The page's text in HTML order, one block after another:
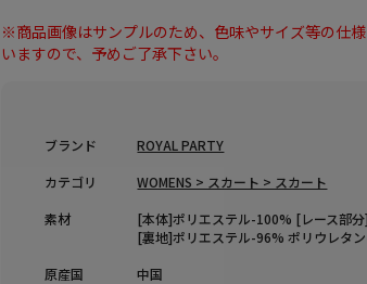
※商品画像はサンプルのため、色味やサイズ等の仕
いますので、予めご了承下さい。
ブランド
ROYAL PARTY
カテゴリ
WOMENS > スカート > スカート
素材
[本体]ポリエステル-100% [レース部
[裏地]ポリエステル-96% ポリウレタ
原産国
中国